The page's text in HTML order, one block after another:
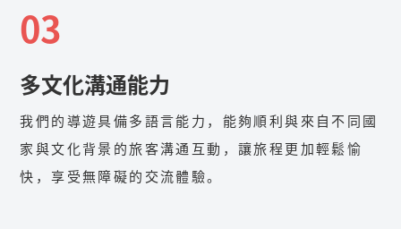
03
多文化溝通能力
我們的導遊具備多語言能力，能夠順利與來自不同國
家與文化背景的旅客溝通互動，讓旅程更加輕鬆愉
快，享受無障礙的交流體驗。